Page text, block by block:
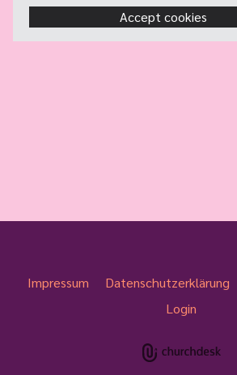
Accept cookies
Impressum Datenschutzerklärung
Login